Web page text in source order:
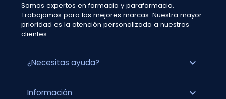
Somos expertos en farmacia y parafarmacia.
Trabajamos para las mejores marcas. Nuestra mayor
prioridad es la atención personalizada a nuestros
clientes.
¿Necesitas ayuda? expand_more
Información expand_more